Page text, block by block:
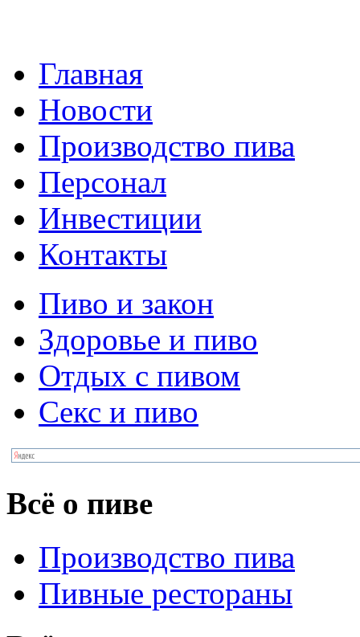
Главная
Новости
Производство пива
Персонал
Инвестиции
Контакты
Пиво и закон
Здоровье и пиво
Отдых с пивом
Секс и пиво
Всё о пиве
Производство пива
Пивные рестораны